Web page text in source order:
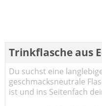
Trinkflasche aus
Du suchst eine
geschmacksneutrale
ist und ins Seitenfach